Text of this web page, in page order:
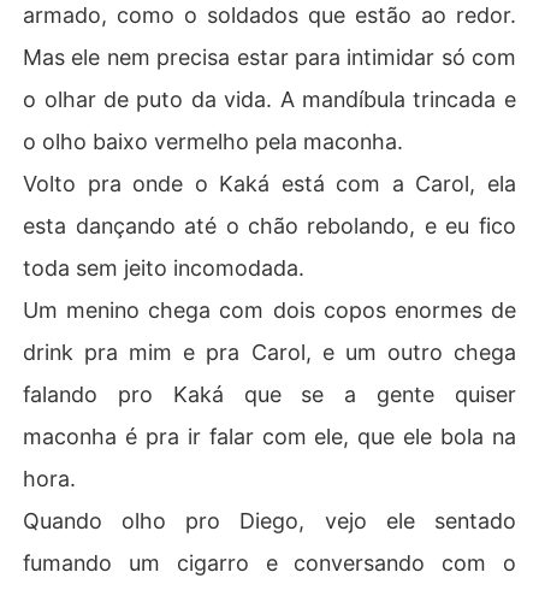
armado, como o soldados que estão ao redor.
Mas ele nem precisa estar para intimidar só com
o olhar de puto da vida. A mandíbula trincada e
o olho baixo vermelho pela maconha.
Volto pra onde o Kaká está com a Carol, ela
esta dançando até o chão rebolando, e eu fico
toda sem jeito incomodada.
Um menino chega com dois copos enormes de
drink pra mim e pra Carol, e um outro chega
falando pro Kaká que se a gente quiser
maconha é pra ir falar com ele, que ele bola na
hora.
Quando olho pro Diego, vejo ele sentado
fumando um cigarro e conversando com o